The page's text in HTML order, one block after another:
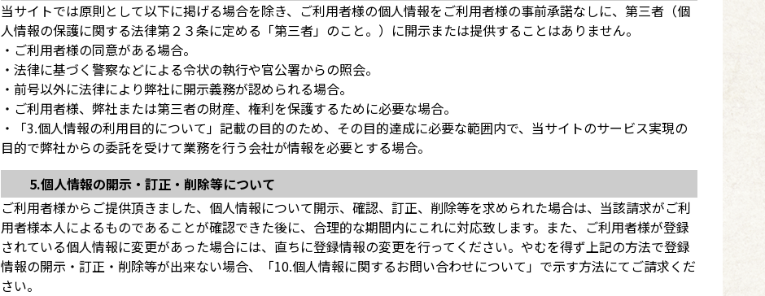
当サイトでは原則として以下に掲げる場合を除き、ご利用者様の個人情報をご利用者様の事前承諾なしに、第三者（個
人情報の保護に関する法律第２３条に定める「第三者」のこと。）に開示または提供することはありません。
・ご利用者様の同意がある場合。
・法律に基づく警察などによる令状の執行や官公署からの照会。
・前号以外に法律により弊社に開示義務が認められる場合。
・ご利用者様、弊社または第三者の財産、権利を保護するために必要な場合。
・「3.個人情報の利用目的について」記載の目的のため、その目的達成に必要な範囲内で、当サイトのサービス実現の
目的で弊社からの委託を受けて業務を行う会社が情報を必要とする場合。
5.個人情報の開示・訂正・削除等について
ご利用者様からご提供頂きました、個人情報について開示、確認、訂正、削除等を求められた場合は、当該請求がご利
用者様本人によるものであることが確認できた後に、合理的な期間内にこれに対応致します。また、ご利用者様が登録
されている個人情報に変更があった場合には、直ちに登録情報の変更を行ってください。やむを得ず上記の方法で登録
情報の開示・訂正・削除等が出来ない場合、「10.個人情報に関するお問い合わせについて」で示す方法にてご請求くだ
さい。